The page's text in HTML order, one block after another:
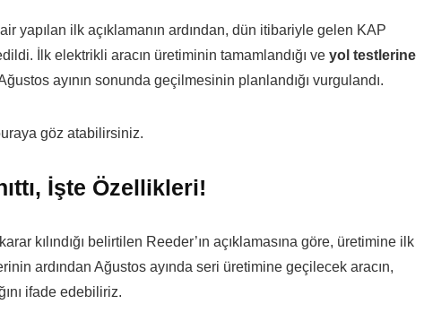
yapılan ilk açıklamanın ardından, dün itibariyle gelen KAP
İlk elektrikli aracın üretiminin tamamlandığı ve yol testlerine
ayının sonunda geçilmesinin planlandığı vurgulandı.
göz atabilirsiniz.
İşte Özellikleri!
kılındığı belirtilen Reeder’ın açıklamasına göre, üretimine ilk
ardından Ağustos ayında seri üretimine geçilecek aracın,
ifade edebiliriz.